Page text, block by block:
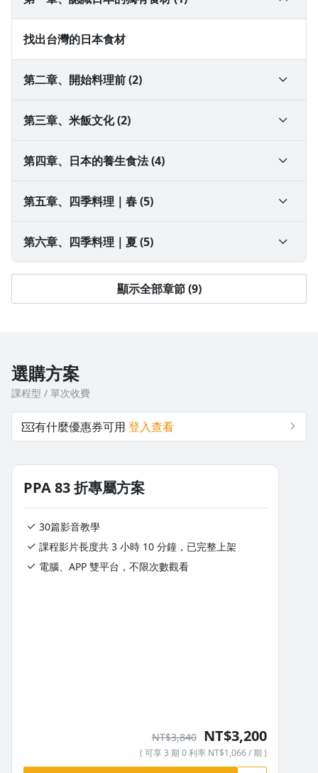
找出台灣的日本食材
第二章、開始料理前 (2)
器具
基本調味料
第三章、米飯文化 (2)
煮白飯秘訣
用不同鍋子煮白飯
第四章、日本的養生食法 (4)
味噌｜味噌燒雞
納豆｜納豆福袋
第五章、四季料理｜春 (5)
香煎鯛魚佐南蠻醬
散壽司
鹽麴叉燒肉
第六章、四季料理｜夏 (5)
起司紫蘇豬肉卷
薑汁豬肉
咖哩漢堡排
顯示全部章節 (9)
選購方案
課程型 / 單次收費
有什麼優惠券可用 登入查看
PPA 83 折專屬方案
30篇影音教學
課程影片長度共 3 小時 10 分鐘，已完整上架
電腦、APP 雙平台，不限次數觀看
NT$3,840 NT$3,200
( 可享 3 期 0 利率 NT$1,066 / 期 )